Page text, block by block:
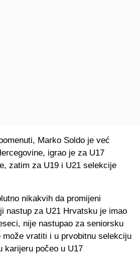
Marko Soldo je već
igrao je za U17
zatim za U19 i U21 selekcije
nikakvih da promijeni
nastup za U21 Hrvatsku je imao
nije nastupao za seniorsku
vratiti i u prvobitnu selekciju
karijeru počeo u U17